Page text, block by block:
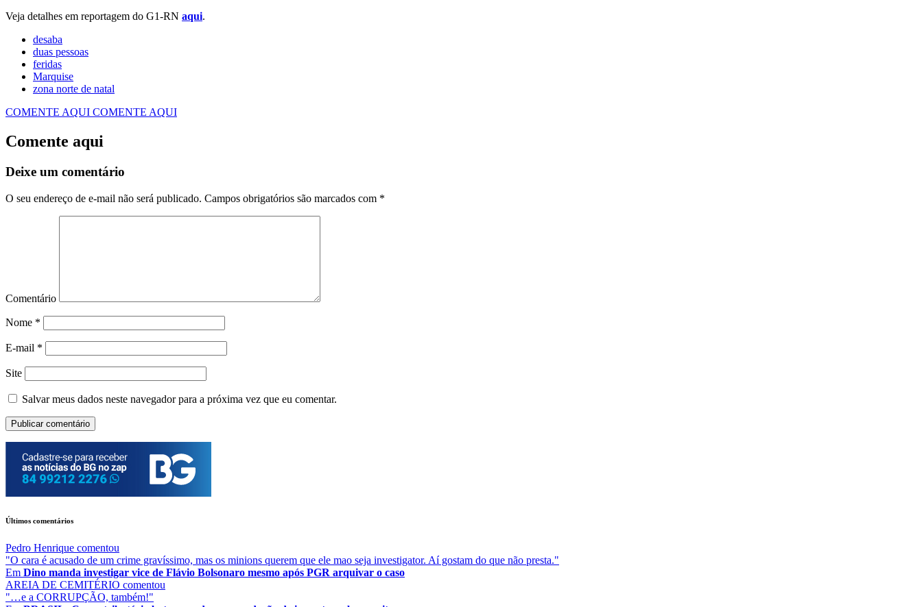
Veja detalhes em reportagem do G1-RN aqui.
desaba
duas pessoas
feridas
Marquise
zona norte de natal
COMENTE AQUI COMENTE AQUI
Comente aqui
Deixe um comentário
O seu endereço de e-mail não será publicado. Campos obrigatórios são marcados com *
Comentário
Nome *
E-mail *
Site
Salvar meus dados neste navegador para a próxima vez que eu comentar.
Últimos comentários
Pedro Henrique comentou
"O cara é acusado de um crime gravíssimo, mas os minions querem que ele mao seja investigator. Aí gostam do que não presta."
Em Dino manda investigar vice de Flávio Bolsonaro mesmo após PGR arquivar o caso
AREIA DE CEMITÉRIO comentou
"…e a CORRUPÇÃO, também!"